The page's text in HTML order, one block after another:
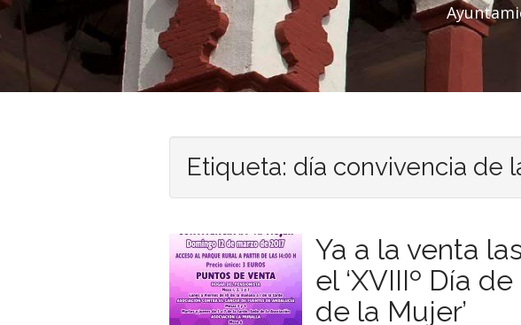
Etiqueta: día convivencia de
Ya a la venta
el ‘XVIIIº Día
de la Mujer’